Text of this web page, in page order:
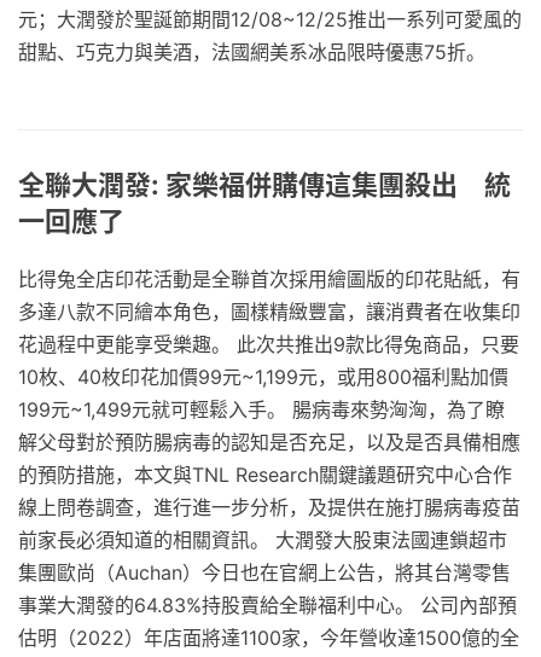
元；大潤發於聖誕節期間12/08~12/25推出一系列可愛風的
甜點、巧克力與美酒，法國網美系冰品限時優惠75折。
全聯大潤發: 家樂福併購傳這集團殺出 統
一回應了
比得兔全店印花活動是全聯首次採用繪圖版的印花貼紙，有
多達八款不同繪本角色，圖樣精緻豐富，讓消費者在收集印
花過程中更能享受樂趣。 此次共推出9款比得兔商品，只要
10枚、40枚印花加價99元~1,199元，或用800福利點加價
199元~1,499元就可輕鬆入手。 腸病毒來勢洶洶，為了瞭
解父母對於預防腸病毒的認知是否充足，以及是否具備相應
的預防措施，本文與TNL Research關鍵議題研究中心合作
線上問卷調查，進行進一步分析，及提供在施打腸病毒疫苗
前家長必須知道的相關資訊。 大潤發大股東法國連鎖超市
集團歐尚（Auchan）今日也在官網上公告，將其台灣零售
事業大潤發的64.83%持股賣給全聯福利中心。 公司內部預
估明（2022）年店面將達1100家，今年營收達1500億的全